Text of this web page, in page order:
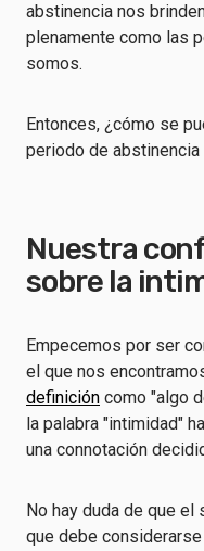
abstinencia nos
plenamente como las
somos.
Entonces, ¿cómo se
periodo de
Nuestra
sobre la
Empecemos por ser
el que nos
definición como "algo
la palabra "intimidad"
una connotación
No hay duda de que
que debe